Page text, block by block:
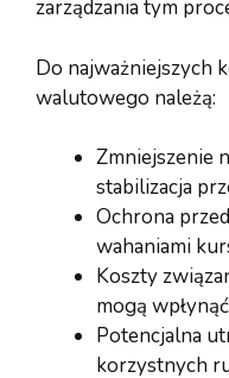
zarządzania tym
Do najważniejszych
walutowego należą:
Zmniejszenie
stabilizacja
Ochrona
wahaniami
Koszty
mogą
Potencjalna
korzystnych